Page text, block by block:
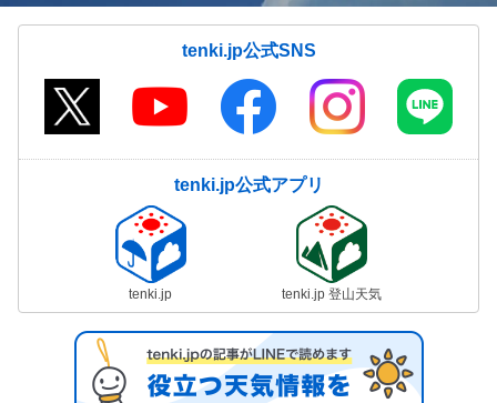
tenki.jp公式SNS
tenki.jp公式アプリ
tenki.jp tenki.jp 登山天気